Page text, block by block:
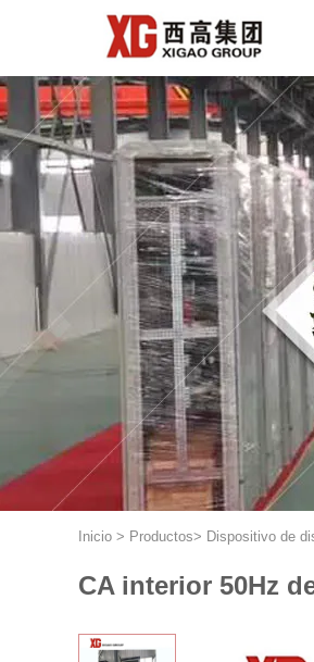
Inicio > Productos> Dispositivo de
CA interior 50Hz